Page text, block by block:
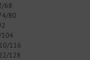
68
80
104
116
128